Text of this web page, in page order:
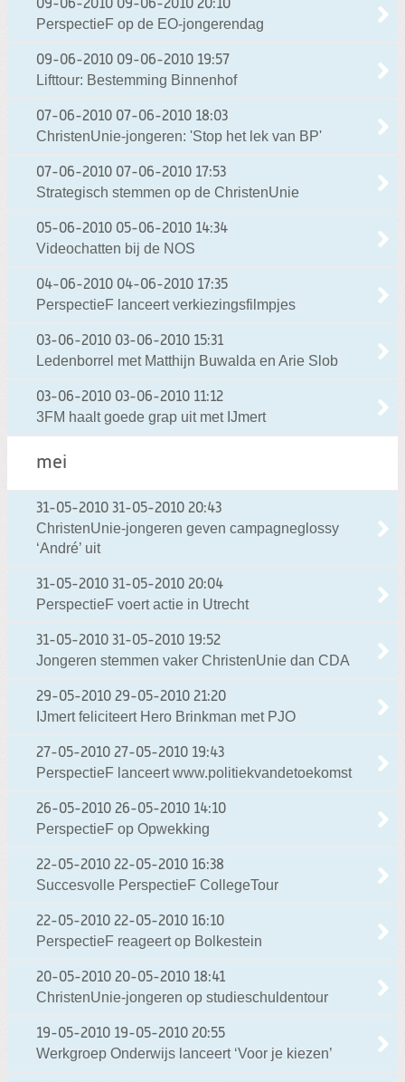
09-06-2010 09-06-2010 20:10
PerspectieF op de EO-jongerendag
09-06-2010 09-06-2010 19:57
Lifttour: Bestemming Binnenhof
07-06-2010 07-06-2010 18:03
ChristenUnie-jongeren: 'Stop het lek van BP'
07-06-2010 07-06-2010 17:53
Strategisch stemmen op de ChristenUnie
05-06-2010 05-06-2010 14:34
Videochatten bij de NOS
04-06-2010 04-06-2010 17:35
PerspectieF lanceert verkiezingsfilmpjes
03-06-2010 03-06-2010 15:31
Ledenborrel met Matthijn Buwalda en Arie Slob
03-06-2010 03-06-2010 11:12
3FM haalt goede grap uit met IJmert
mei
31-05-2010 31-05-2010 20:43
ChristenUnie-jongeren geven campagneglossy
‘André’ uit
31-05-2010 31-05-2010 20:04
PerspectieF voert actie in Utrecht
31-05-2010 31-05-2010 19:52
Jongeren stemmen vaker ChristenUnie dan CDA
29-05-2010 29-05-2010 21:20
IJmert feliciteert Hero Brinkman met PJO
27-05-2010 27-05-2010 19:43
PerspectieF lanceert www.politiekvandetoekomst
26-05-2010 26-05-2010 14:10
PerspectieF op Opwekking
22-05-2010 22-05-2010 16:38
Succesvolle PerspectieF CollegeTour
22-05-2010 22-05-2010 16:10
PerspectieF reageert op Bolkestein
20-05-2010 20-05-2010 18:41
ChristenUnie-jongeren op studieschuldentour
19-05-2010 19-05-2010 20:55
Werkgroep Onderwijs lanceert ‘Voor je kiezen’